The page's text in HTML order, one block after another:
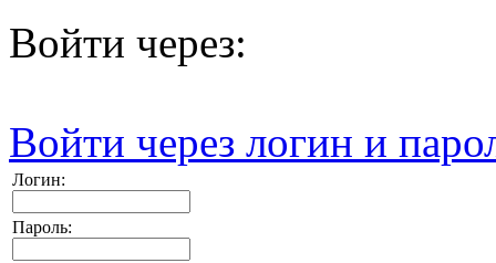
Войти через:
Войти через логин и
Логин:
Пароль: